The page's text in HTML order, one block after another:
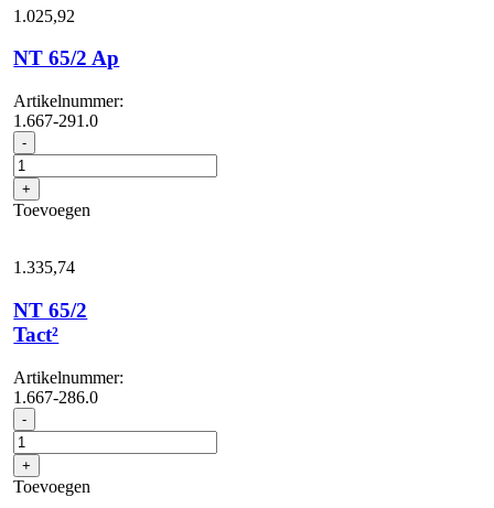
1.025,92
NT 65/2 Ap
Artikelnummer:
1.667-291.0
- NT
65/2
Ap
aantal
+
Toevoegen
1.335,74
NT 65/2
Tact²
Artikelnummer:
1.667-286.0
- NT
65/2
Tact²
aantal
+
Toevoegen